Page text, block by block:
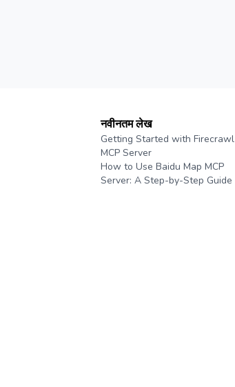
नवीनतम लेख
Getting Started with Firecrawl
MCP Server
How to Use Baidu Map MCP
Server: A Step-by-Step Guide